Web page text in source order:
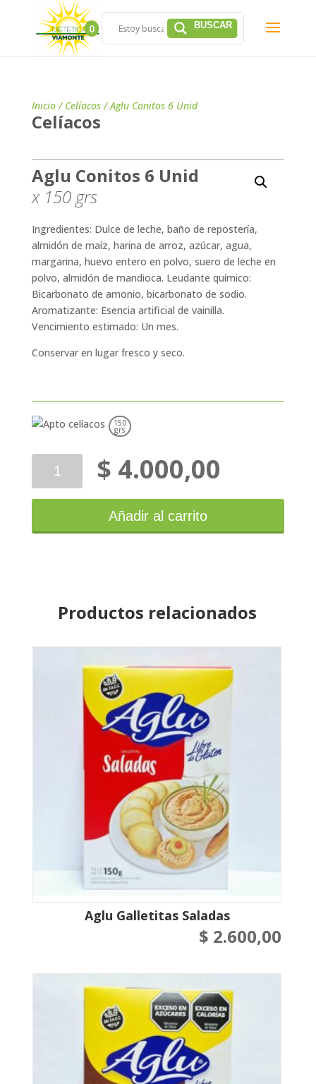
0
Inicio/ Celíacos/ Aglu Conitos 6 Unid
Celíacos
Aglu Conitos 6 Unid
x 150 grs
Ingredientes: Dulce de leche, baño de repostería,
almidón de maíz, harina de arroz, azúcar, agua,
margarina, huevo entero en polvo, suero de leche en
polvo, almidón de mandioca. Leudante químico:
Bicarbonato de amonio, bicarbonato de sodio.
Aromatizante: Esencia artificial de vainilla.
Vencimiento estimado: Un mes.
Conservar en lugar fresco y seco.
150
grs
$ 4.000,00
Conitos
Añadir al carrito
Productos relacionados
Aglu Galletitas Saladas
$ 2.600,00